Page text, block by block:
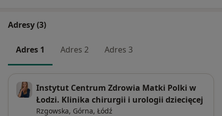
Adresy (3)
Adres 1 Adres 2 Adres 3
Instytut Centrum Zdrowia Matki Polki w
Łodzi. Klinika chirurgii i urologii dziecięcej
Rzgowska, Górna, Łódź